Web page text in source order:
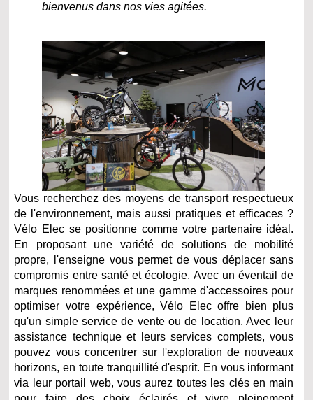
bienvenus dans nos vies agitées.
Vous recherchez des moyens de transport respectueux
de l'environnement, mais aussi pratiques et efficaces ?
Vélo Elec se positionne comme votre partenaire idéal.
En proposant une variété de solutions de mobilité
propre, l'enseigne vous permet de vous déplacer sans
compromis entre santé et écologie. Avec un éventail de
marques renommées et une gamme d'accessoires pour
optimiser votre expérience, Vélo Elec offre bien plus
qu'un simple service de vente ou de location. Avec leur
assistance technique et leurs services complets, vous
pouvez vous concentrer sur l'exploration de nouveaux
horizons, en toute tranquillité d'esprit. En vous informant
via leur portail web, vous aurez toutes les clés en main